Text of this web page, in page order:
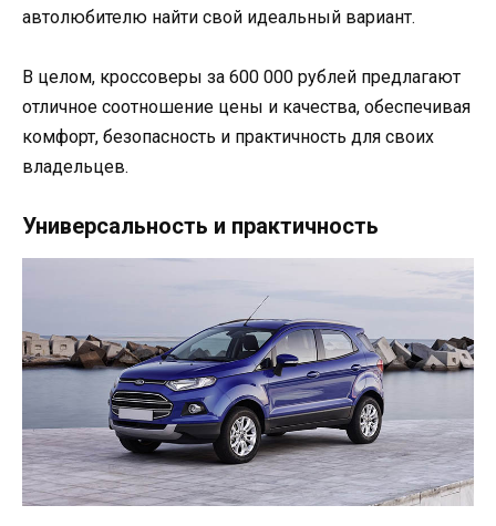
автолюбителю найти свой идеальный вариант.
В целом, кроссоверы за 600 000 рублей предлагают
отличное соотношение цены и качества, обеспечивая
комфорт, безопасность и практичность для своих
владельцев.
Универсальность и практичность